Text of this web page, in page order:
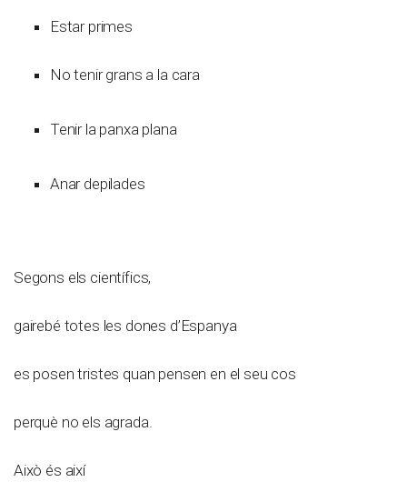
Estar primes
No tenir grans a la cara
Tenir la panxa plana
Anar depilades
Segons els científics,
gairebé totes les dones d’Espanya
es posen tristes quan pensen en el seu cos
perquè no els agrada.
Això és així